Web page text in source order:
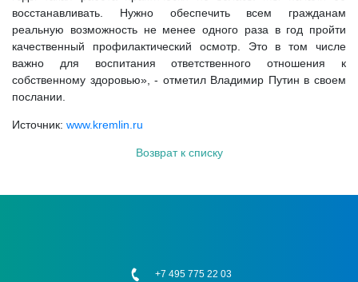
восстанавливать. Нужно обеспечить всем гражданам
реальную возможность не менее одного раза в год пройти
качественный профилактический осмотр. Это в том числе
важно для воспитания ответственного отношения к
собственному здоровью», - отметил Владимир Путин в своем
послании.
Источник: www.kremlin.ru
Возврат к списку
+7 495 775 22 03